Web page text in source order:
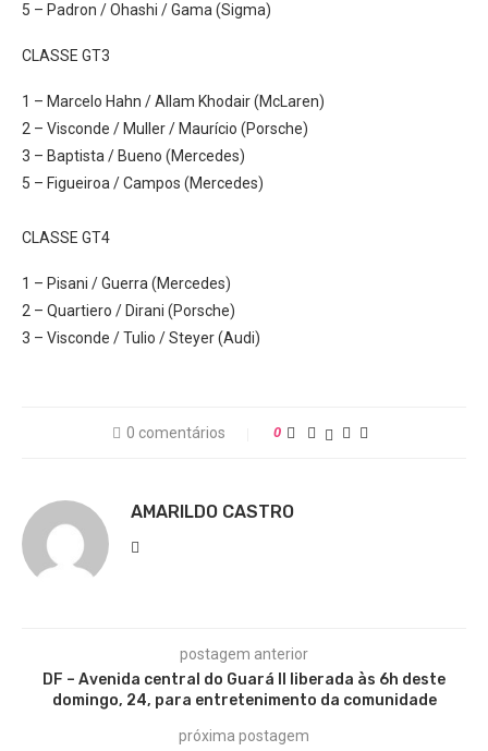
5 – Padron / Ohashi / Gama (Sigma)
CLASSE GT3
1 – Marcelo Hahn / Allam Khodair (McLaren)
2 – Visconde / Muller / Maurício (Porsche)
3 – Baptista / Bueno (Mercedes)
5 – Figueiroa / Campos (Mercedes)
CLASSE GT4
1 – Pisani / Guerra (Mercedes)
2 – Quartiero / Dirani (Porsche)
3 – Visconde / Tulio / Steyer (Audi)
0 comentários 0
AMARILDO CASTRO
postagem anterior
DF – Avenida central do Guará II liberada às 6h deste
domingo, 24, para entretenimento da comunidade
próxima postagem